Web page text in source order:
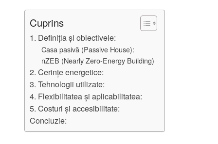
Cuprins
1. Definiția și obiectivele:
Casa pasivă (Passive House):
nZEB (Nearly Zero-Energy Building)
2. Cerințe energetice:
3. Tehnologii utilizate:
4. Flexibilitatea și aplicabilitatea:
5. Costuri și accesibilitate:
Concluzie: